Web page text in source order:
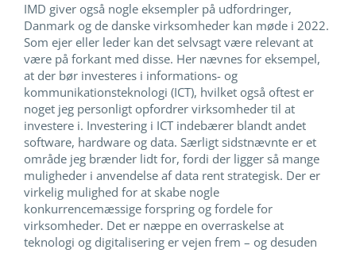
IMD giver også nogle eksempler på udfordringer,
Danmark og de danske virksomheder kan møde i 2022.
Som ejer eller leder kan det selvsagt være relevant at
være på forkant med disse. Her nævnes for eksempel,
at der bør investeres i informations- og
kommunikationsteknologi (ICT), hvilket også oftest er
noget jeg personligt opfordrer virksomheder til at
investere i. Investering i ICT indebærer blandt andet
software, hardware og data. Særligt sidstnævnte er et
område jeg brænder lidt for, fordi der ligger så mange
muligheder i anvendelse af data rent strategisk. Der er
virkelig mulighed for at skabe nogle
konkurrencemæssige forspring og fordele for
virksomheder. Det er næppe en overraskelse at
teknologi og digitalisering er vejen frem – og desuden